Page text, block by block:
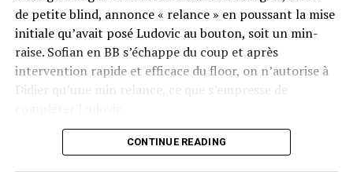
de petite blind, annonce « relance » en poussant la mise
initiale qu’avait posé Ludovic au bouton, soit un min-
raise. Sofian en BB s’échappe du coup et après
intervention rapide et efficace du floor, on n’autorise à
Didier qu’une min relance, ce que s’empresse de
Flop QJ4. All-in de Ludovic et insta call de Logghe, avec
CONTINUE READING